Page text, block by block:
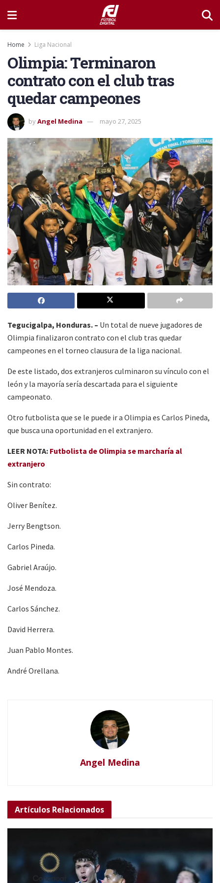
Home Liga Nacional
Olimpia: Terminaron
contrato con el club tras
quedar campeones
byAngel Medina mayo 27, 2025
Tegucigalpa, Honduras. – Un total de nueve jugadores de
Olimpia finalizaron contrato con el club tras quedar
campeones en el torneo clausura de la liga nacional.
De este listado, dos extranjeros culminaron su vínculo con el
león y la mayoría sería descartada para el siguiente
campeonato.
Otro futbolista que se le puede ir a Olimpia es Carlos Pineda,
que busca una oportunidad en el extranjero.
LEER NOTA: Futbolista de Olimpia se marcharía al
extranjero
Sin contrato:
Oliver Benítez.
Jerry Bengtson.
Carlos Pineda.
Gabriel Araújo.
José Mendoza.
Carlos Sánchez.
David Herrera.
Juan Pablo Montes.
André Orellana.
Angel Medina
Artículos Relacionados